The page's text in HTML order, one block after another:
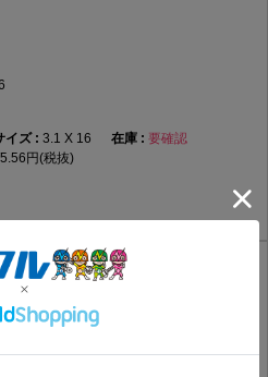
3.1 X 16
要確認
5.56円(税抜)